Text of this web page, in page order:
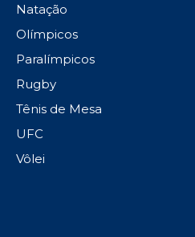
Natação
Olímpicos
Paralímpicos
Rugby
Tênis de Mesa
UFC
Vôlei